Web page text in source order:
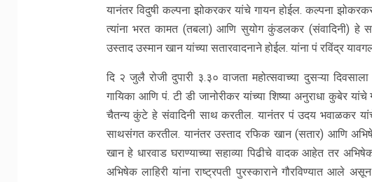
यानंतर विदुषी कल्पना झोकरकर यांचे गायन होईल. कल्पना झोकरकर
त्यांना भरत कामत (तबला) आणि सुयोग कुंडलकर (संवादिनी) हे
उस्ताद उस्मान खान यांच्या सतारवादनाने होईल. यांना पं रविंद्र
दि २ जुलै रोजी दुपारी ३.३० वाजता महोत्सवाच्या दुसऱ्या
गायिका आणि पं. टी डी जानोरीकर यांच्या शिष्या अनुराधा कुबेर
चैतन्य कुंटे हे संवादिनी साथ करतील. यानंतर पं उदय भवाळकर
साथसंगत करतील. यानंतर उस्ताद रफिक खान (सतार) आणि
खान हे धारवाड घराण्याच्या सहाव्या पिढीचे वादक आहेत तर
अभिषेक लाहिरी यांना राष्ट्रपती पुरस्काराने गौरविण्यात आले